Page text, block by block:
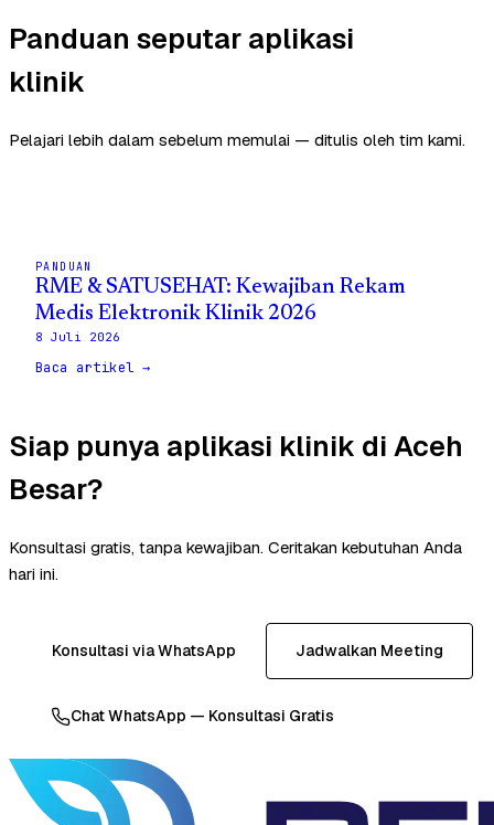
Panduan seputar aplikasi
klinik
Pelajari lebih dalam sebelum memulai — ditulis oleh tim kami.
PANDUAN
RME & SATUSEHAT: Kewajiban Rekam
Medis Elektronik Klinik 2026
8 Juli 2026
Baca artikel →
Siap punya aplikasi klinik di Aceh
Besar?
Konsultasi gratis, tanpa kewajiban. Ceritakan kebutuhan Anda
hari ini.
Konsultasi via WhatsApp Jadwalkan Meeting
Chat WhatsApp — Konsultasi Gratis